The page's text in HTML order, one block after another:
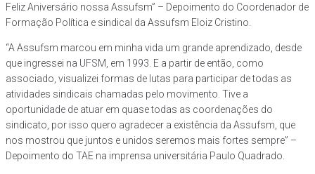
Feliz Aniversário nossa Assufsm” – Depoimento do Coordenador de
Formação Política e sindical da Assufsm Eloiz Cristino.
“A Assufsm marcou em minha vida um grande aprendizado, desde
que ingressei na UFSM, em 1993. E a partir de então, como
associado, visualizei formas de lutas para participar de todas as
atividades sindicais chamadas pelo movimento. Tive a
oportunidade de atuar em quase todas as coordenações do
sindicato, por isso quero agradecer a existência da Assufsm, que
nos mostrou que juntos e unidos seremos mais fortes sempre” –
Depoimento do TAE na imprensa universitária Paulo Quadrado.